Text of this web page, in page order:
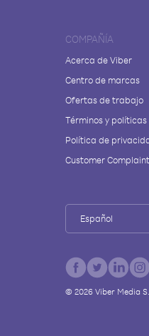
COMPAÑÍA
Acerca de Viber
Centro de marcas
Ofertas de trabajo
Términos y políticas
Política de
Customer
Español
© 2026Viber Media